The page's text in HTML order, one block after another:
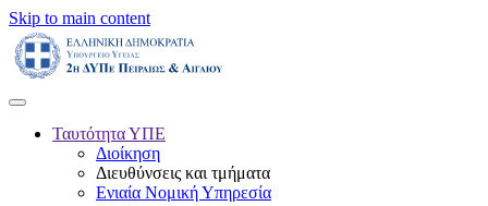
Skip to main content
Ταυτότητα ΥΠΕ
Διοίκηση
Διευθύνσεις και τμήματα
Ενιαία Νομική Υπηρεσία